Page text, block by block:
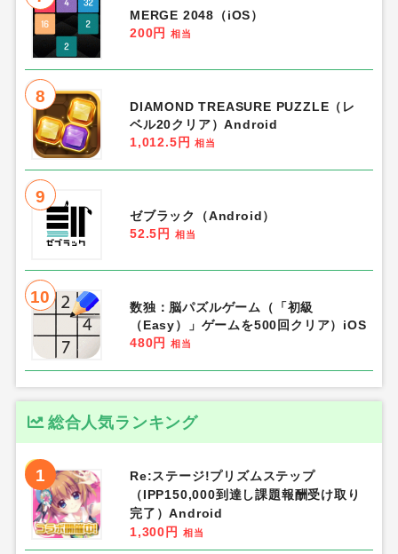
MERGE 2048（iOS）
200円
相当
8
DIAMOND TREASURE PUZZLE（レ
ベル20クリア）Android
1,012.5円
相当
9
ゼブラック（Android）
52.5円
相当
10
数独：脳パズルゲーム（「初級
（Easy）」ゲームを500回クリア）iOS
480円
相当
総合人気ランキング
1
Re:ステージ!プリズムステップ
（IPP150,000到達し課題報酬受け取り
完了）Android
1,300円
相当